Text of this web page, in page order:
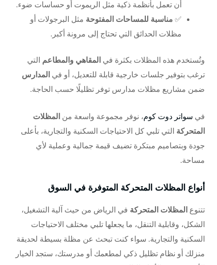
أن تعمل بأنظمة ذكية مثل الريموت أو حساسات ضوء.
✅ مناسبة للمساحات المفتوحة مثل البرجولات أو
مظلات الحدائق التي تحتاج إلى مرونة أكبر.
وتُستخدم هذه المظلات بكثرة في المقاهي والمطاعم
التي
ترغب بتوفير جلسات خارجية قابلة للتعديل، أو في المدارس
ضمن مشاريع مظلات مدارس توفر تظليلًا حسب الحاجة.
في سواتر دوت كوم، نوفر مجموعة واسعة من المظلات
المتحركة التي تلبي كل الاحتياجات السكنية والتجارية، بأعلى
جودة وبتصاميم مبتكرة تضيف قيمة جمالية وعملية لأي
مساحة.
أنواع المظلات المتحركة المتوفرة في السوق
تتنوع المظلات المتحركة في الرياض من حيث آلية التشغيل،
الشكل، وقابلية التنقل، ما يجعلها تلبي مختلف الاحتياجات
السكنية والتجارية. سواء كنت تبحث عن مظلة بسيطة لحديقة
منزلك أو نظام تظليل ذكي لمطعمك أو مدرستك، ستجد الخيار